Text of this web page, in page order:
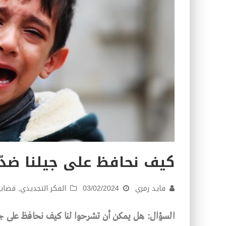
كيف نحافظ على جيلنا
فايد رمزي 03/02/2024 الفكر التجديدي,
السؤال: هل يمكن أن تشرحوا لنا كيف نحافظ على